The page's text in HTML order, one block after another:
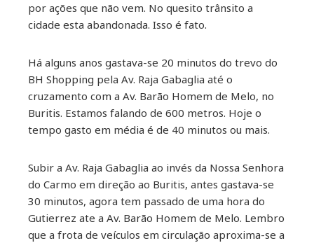
por ações que não vem. No quesito trânsito a
cidade esta abandonada. Isso é fato.
Há alguns anos gastava-se 20 minutos do trevo do
BH Shopping pela Av. Raja Gabaglia até o
cruzamento com a Av. Barão Homem de Melo, no
Buritis. Estamos falando de 600 metros. Hoje o
tempo gasto em média é de 40 minutos ou mais.
Subir a Av. Raja Gabaglia ao invés da Nossa Senhora
do Carmo em direção ao Buritis, antes gastava-se
30 minutos, agora tem passado de uma hora do
Gutierrez ate a Av. Barão Homem de Melo. Lembro
que a frota de veículos em circulação aproxima-se a